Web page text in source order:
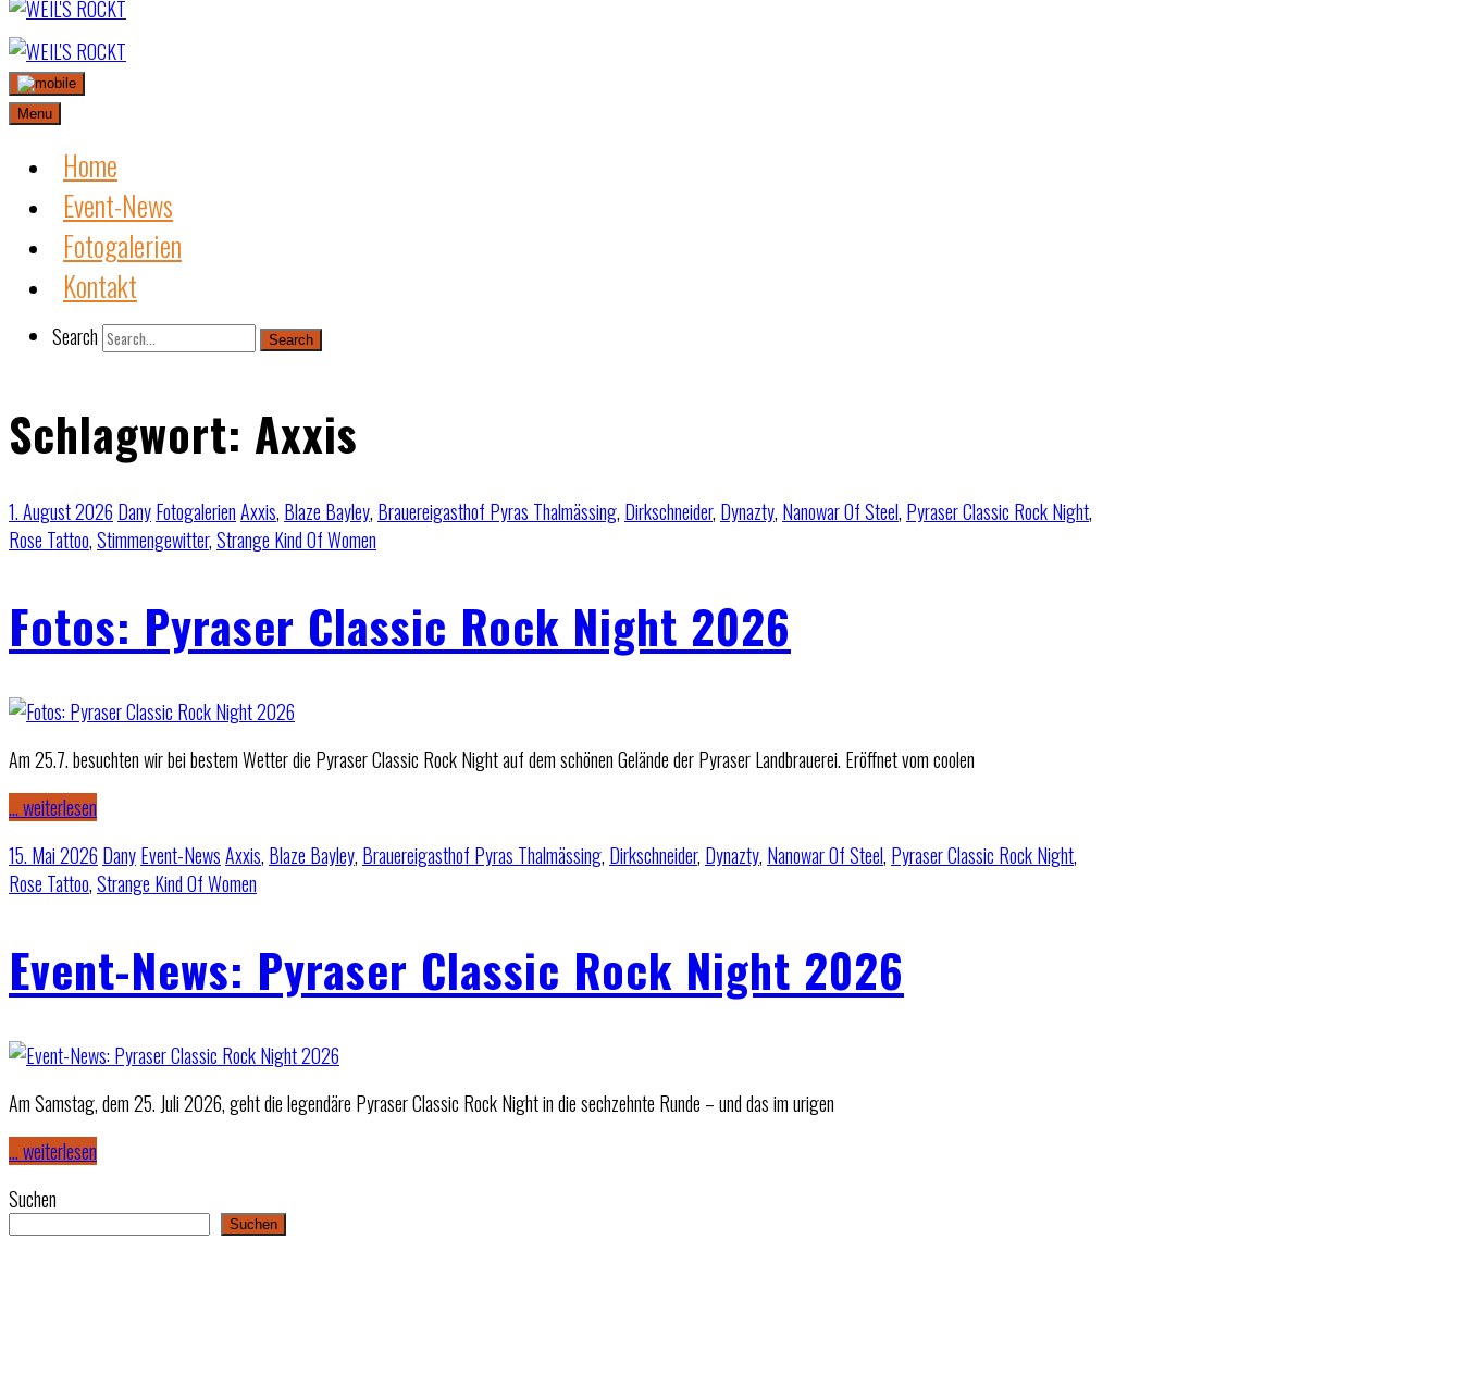
Skip
to
content
Menu
Home
Event-News
Fotogalerien
Kontakt
Search Search
Schlagwort: Axxis
1. August 2026 DanyFotogalerienAxxis, Blaze Bayley, Brauereigasthof Pyras Thalmässing, Dirkschneider, Dynazty, Nanowar Of Steel, Pyraser Classic Rock Night,
Rose Tattoo,Stimmengewitter,Strange Kind Of Women
Fotos: Pyraser Classic Rock Night 2026
Am 25.7. besuchten wir bei bestem Wetter die Pyraser Classic Rock Night auf dem schönen Gelände der Pyraser Landbrauerei. Eröffnet vom coolen
… weiterlesen
15. Mai 2026 DanyEvent-NewsAxxis, Blaze Bayley, Brauereigasthof Pyras Thalmässing, Dirkschneider, Dynazty, Nanowar Of Steel, Pyraser Classic Rock Night,
Rose Tattoo,Strange Kind Of Women
Event-News: Pyraser Classic Rock Night 2026
Am Samstag, dem 25. Juli 2026, geht die legendäre Pyraser Classic Rock Night in die sechzehnte Runde – und das im urigen
… weiterlesen
Suchen
Suchen